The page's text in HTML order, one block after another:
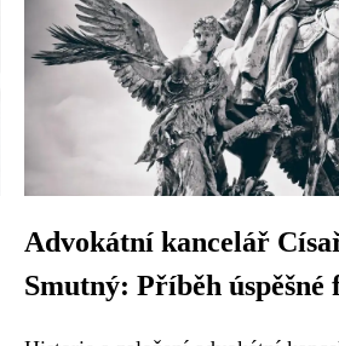
Advokátní kancelář
Smutný: Příběh